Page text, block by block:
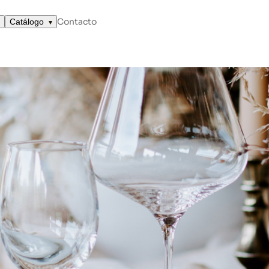
Catálogo Contacto